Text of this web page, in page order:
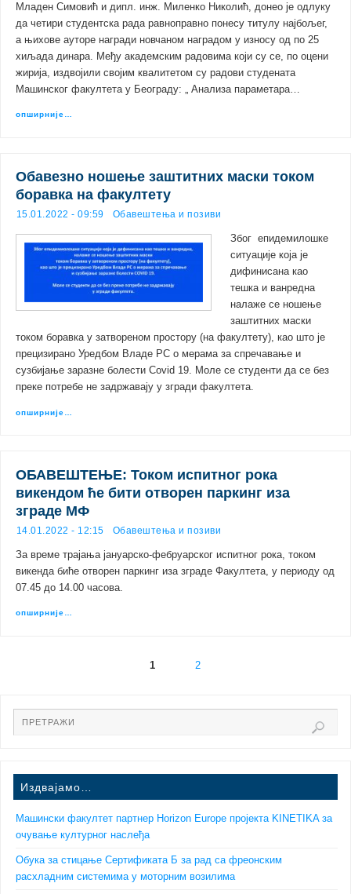
Младен Симовић и дипл. инж. Миленко Николић, донео је одлуку
да четири студентска рада равноправно понесу титулу најбољег,
а њихове ауторе награди новчаном наградом у износу од по 25
хиљада динара. Међу академским радовима који су се, по оцени
жирија, издвојили својим квалитетом су радови студената
Машинског факултета у Београду: „ Анализа параметара…
опширније…
Обавезно ношење заштитних маски током
боравка на факултету
15.01.2022 - 09:59 Обавештења и позиви
Због епидемилошке
ситуације која је
дифинисана као
тешка и ванредна
налаже се ношење
заштитних маски
током боравка у затвореном простору (на факултету), као што је
прецизирано Уредбом Владе РС о мерама за спречавање и
сузбијање заразне болести Covid 19. Моле се студенти да се без
преке потребе не задржавају у згради факултета.
опширније…
ОБАВЕШТЕЊЕ: Током испитног рока
викендом ће бити отворен паркинг иза
зграде МФ
14.01.2022 - 12:15 Обавештења и позиви
За време трајања јануарско-фебруарског испитног рока, током
викенда биће отворен паркинг иза зграде Факултета, у периоду од
07.45 до 14.00 часова.
опширније…
1 2
Издвајамо…
Машински факултет партнер Horizon Europe пројекта KINETIKA за
очување културног наслеђа
Обука за стицање Сертификата Б за рад са фреонским
расхладним системима у моторним возилима